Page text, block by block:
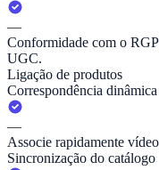
—
Conformidade com o
UGC.
Ligação de produtos
Correspondência
—
Associe rapidamente
Sincronização do catálogo